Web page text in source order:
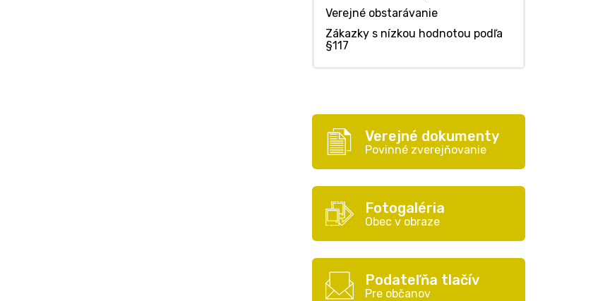
Verejné obstarávanie
Zákazky s nízkou hodnotou podľa
§117
Verejné dokumenty
Povinné zverejňovanie
Fotogaléria
Obec v obraze
Podateľňa tlačív
Pre občanov